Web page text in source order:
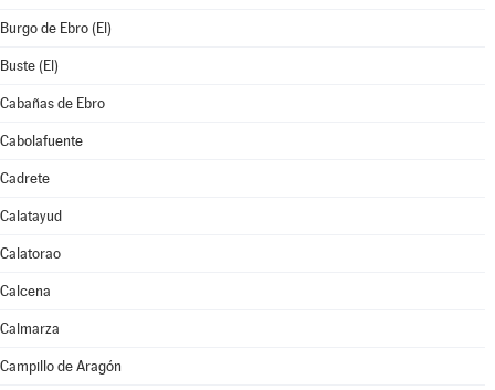
Burgo de Ebro (El)
Buste (El)
Cabañas de Ebro
Cabolafuente
Cadrete
Calatayud
Calatorao
Calcena
Calmarza
Campillo de Aragón